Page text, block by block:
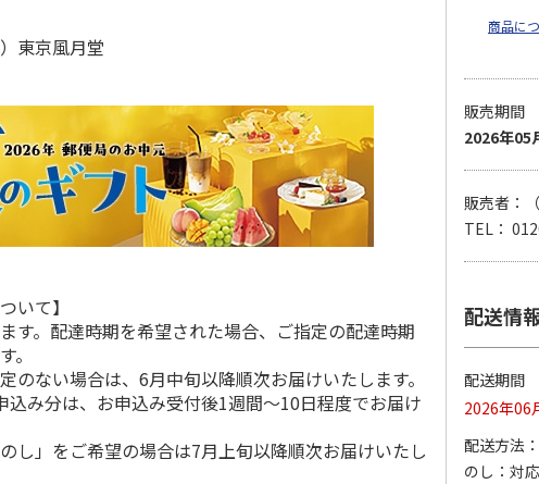
東京風月堂
いて】
す。配達時期を希望された場合、ご指定の配達時期
。
のない場合は、6月中旬以降順次お届けいたします。
込み分は、お申込み受付後1週間～10日程度でお届け
し」をご希望の場合は7月上旬以降順次お届けいたし
商品に
販売期間
2026年05
販売者：
TEL：
配送情
配送期間
2026年06
配送方法
のし
対